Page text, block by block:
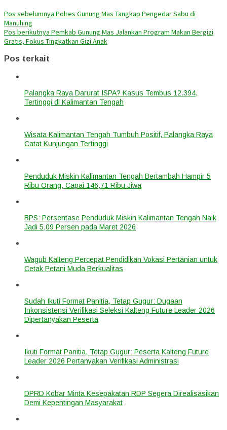
Pos sebelumnya Polres Gunung Mas Tangkap Pengedar Sabu di
Manuhing
Pos berikutnya Pemkab Gunung Mas Jalankan Program Makan Bergizi
Gratis, Fokus Tingkatkan Gizi Anak
Pos terkait
Palangka Raya Darurat ISPA? Kasus Tembus 12.394,
Tertinggi di Kalimantan Tengah
Wisata Kalimantan Tengah Tumbuh Positif, Palangka Raya
Catat Kunjungan Tertinggi
Penduduk Miskin Kalimantan Tengah Bertambah Hampir 5
Ribu Orang, Capai 146,71 Ribu Jiwa
BPS: Persentase Penduduk Miskin Kalimantan Tengah Naik
Jadi 5,09 Persen pada Maret 2026
Wagub Kalteng Percepat Pendidikan Vokasi Pertanian untuk
Cetak Petani Muda Berkualitas
Sudah Ikuti Format Panitia, Tetap Gugur: Dugaan
Inkonsistensi Verifikasi Seleksi Kalteng Future Leader 2026
Dipertanyakan Peserta
Ikuti Format Panitia, Tetap Gugur: Peserta Kalteng Future
Leader 2026 Pertanyakan Verifikasi Administrasi
DPRD Kobar Minta Kesepakatan RDP Segera Direalisasikan
Demi Kepentingan Masyarakat